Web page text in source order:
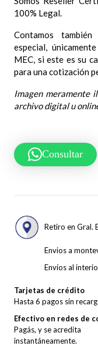
100% Legal.
Contamos
especial,
MEC, si este es su
para una cotización
Imagen meramente
archivo digital u
Consultar
Retiro en Gral.
Envios a
Envíos al
Tarjetas de crédito
Hasta 6 pagos sin
Efectivo en redes de
Pagás, y se acredita
instantáneamente.